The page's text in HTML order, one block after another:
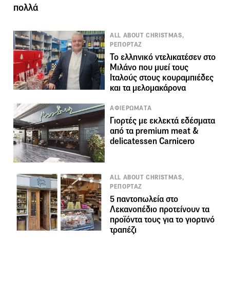
πολλά
ALL ABOUT CHRISTMAS,
ΡΕΠΟΡΤΑΖ
Το ελληνικό ντελικατέσεν στο
Μιλάνο που μυεί τους
Ιταλούς στους κουραμπιέδες
και τα μελομακάρονα
ΑΦΙΕΡΩΜΑΤΑ
Γιορτές με εκλεκτά εδέσματα
από τα premium meat &
delicatessen Carnicero
ALL ABOUT CHRISTMAS,
ΡΕΠΟΡΤΑΖ
5 παντοπωλεία στο
Λεκανοπέδιο προτείνουν τα
προϊόντα τους για το γιορτινό
τραπέζι